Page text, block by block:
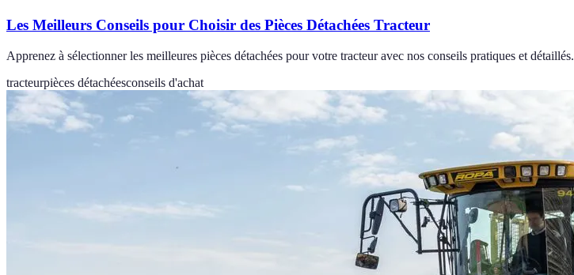
Les Meilleurs Conseils pour Choisir des Pièces Détachées Tracteur
Apprenez à sélectionner les meilleures pièces détachées pour votre tracteur avec nos conseils pratiques et détaillés.
tracteurpièces détachéesconseils d'achat